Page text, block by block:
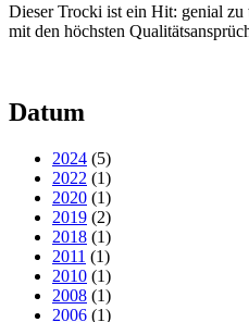
Dieser Trocki ist ein Hit: genial zu
mit den höchsten
Datum
2024 (5)
2022 (1)
2020 (1)
2019 (2)
2018 (1)
2011 (1)
2010 (1)
2008 (1)
2006 (1)